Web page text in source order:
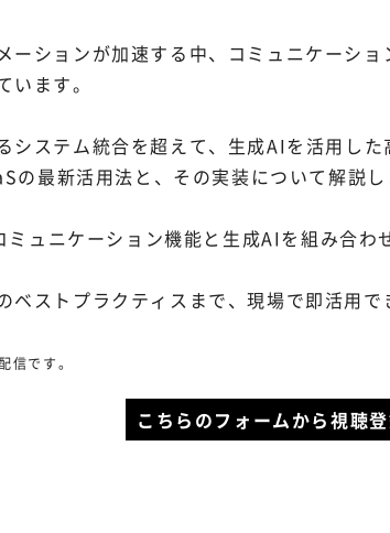
ーションが加速する中、コミュニケーショ
ます。
システム統合を超えて、生成AIを活用した
の最新活用法と、その実装について解説し
ュニケーション機能と生成AIを組み合わ
ベストプラクティスまで、現場で即活用で
です。
こちらのフォームから視聴